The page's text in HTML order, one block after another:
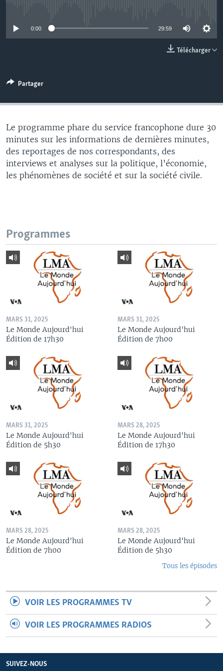
0:00 29:59
Télécharger
Partager
Le programme phare du service francophone dure 30
minutes sur les informations de dernières minutes,
des reportages de nos correspondants, des
interviews et analyses sur la politique, l’économie,
les phénomènes de société et sur la société civile.
Programmes
MARS 31, 2025
Le Monde Aujourd'hui
Édition de 17h30
MARS 31, 2025
Le Monde Aujourd'hui
Édition de 7h00
MARS 31, 2025
Le Monde Aujourd'hui
Édition de 5h30
MARS 28, 2025
Le Monde Aujourd'hui
Édition de 17h30
MARS 28, 2025
Le Monde Aujourd'hui
Édition de 7h00
MARS 28, 2025
Le Monde Aujourd'hui
Édition de 5h30
Tous les épisodes
VOIR LES PROGRAMMES TV
VOIR LES PROGRAMMES RADIOS
SUIVEZ-NOUS